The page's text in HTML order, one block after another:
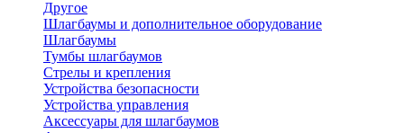
Другое
Шлагбаумы и дополнительное оборудование
Шлагбаумы
Тумбы шлагбаумов
Стрелы и крепления
Устройства безопасности
Устройства управления
Аксессуары для шлагбаумов